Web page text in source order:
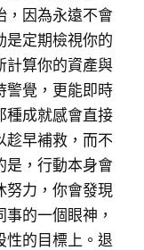
，因為永遠不會
是定期檢視你的
計算你的資產與
警覺，更能即時
種成就感會直接
趁早補救，而不
是，行動本身會
努力，你會發現
的一個眼神，
性的目標上。退